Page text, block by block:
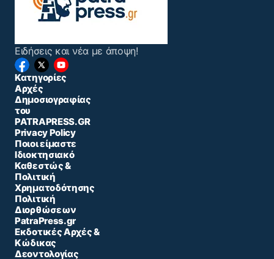
Ειδήσεις και νέα με άποψη!
Κατηγορίες
Αρχές
Δημοσιογραφίας
του
PATRAPRESS.GR
Privacy Policy
Ποιοι είμαστε
Ιδιοκτησιακό
Καθεστώς &
Πολιτική
Χρηματοδότησης
Πολιτική
Διορθώσεων
PatraPress.gr
Εκδοτικές Αρχές &
Κώδικας
Δεοντολογίας